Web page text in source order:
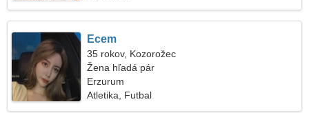
Ecem
35 rokov, Kozorožec
Žena hľadá pár
Erzurum
Atletika, Futbal